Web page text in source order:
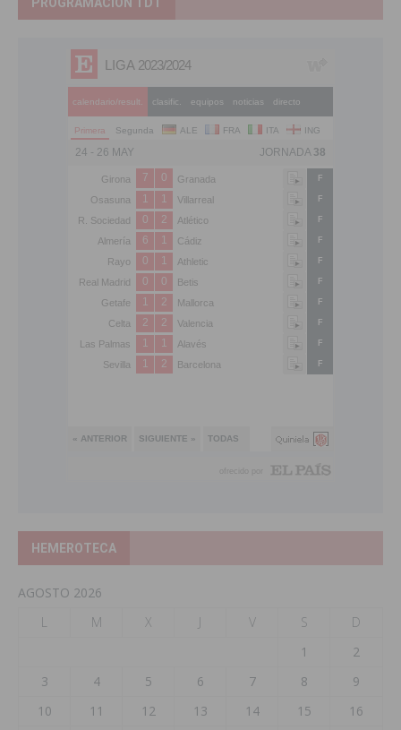
HEMEROTECA
AGOSTO 2026
L
M X J V S
D
1
2
3
4 5 6 7 8
9
10
11 12 13 14 15
16